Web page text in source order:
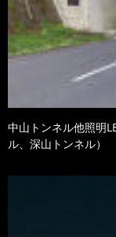
中山トンネル他照明
ル、深山トンネル）